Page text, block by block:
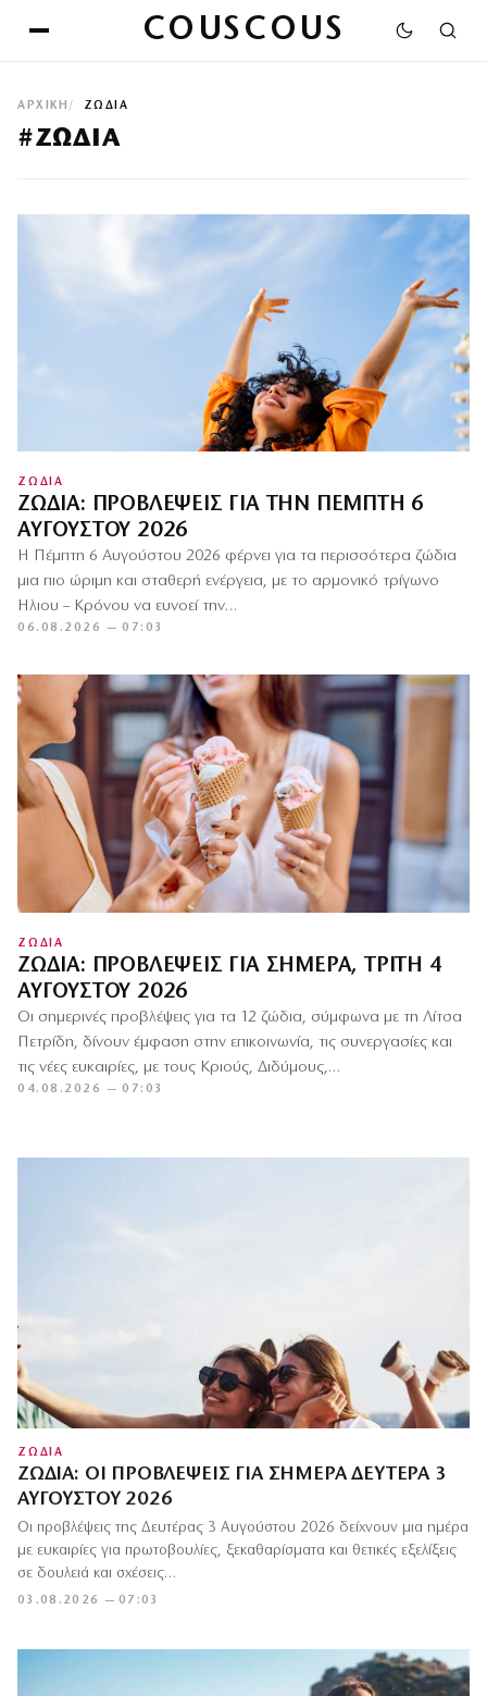
COUSCOUS
ΑΡΧΙΚΉ ΖΩΔΙΑ
#ΖΩΔΙΑ
ΖΩΔΙΑ
ΖΏΔΙΑ: ΠΡΟΒΛΈΨΕΙΣ ΓΙΑ ΤΗΝ ΠΈΜΠΤΗ 6
ΑΥΓΟΎΣΤΟΥ 2026
Η Πέμπτη 6 Αυγούστου 2026 φέρνει για τα περισσότερα ζώδια
μια πιο ώριμη και σταθερή ενέργεια, με το αρμονικό τρίγωνο
Ήλιου – Κρόνου να ευνοεί την…
06.08.2026 — 07:03
ΖΩΔΙΑ
ΖΏΔΙΑ: ΠΡΟΒΛΈΨΕΙΣ ΓΙΑ ΣΉΜΕΡΑ, ΤΡΊΤΗ 4
ΑΥΓΟΎΣΤΟΥ 2026
Οι σημερινές προβλέψεις για τα 12 ζώδια, σύμφωνα με τη Λίτσα
Πετρίδη, δίνουν έμφαση στην επικοινωνία, τις συνεργασίες και
τις νέες ευκαιρίες, με τους Κριούς, Διδύμους,…
04.08.2026 — 07:03
ΖΩΔΙΑ
ΖΏΔΙΑ: ΟΙ ΠΡΟΒΛΈΨΕΙΣ ΓΙΑ ΣΉΜΕΡΑ ΔΕΥΤΈΡΑ 3
ΑΥΓΟΎΣΤΟΥ 2026
03.08.2026 — 07:03
Οι προβλέψεις της Δευτέρας 3 Αυγούστου 2026 δείχνουν μια ημέρα
με ευκαιρίες για πρωτοβουλίες, ξεκαθαρίσματα και θετικές εξελίξεις
σε δουλειά και σχέσεις…